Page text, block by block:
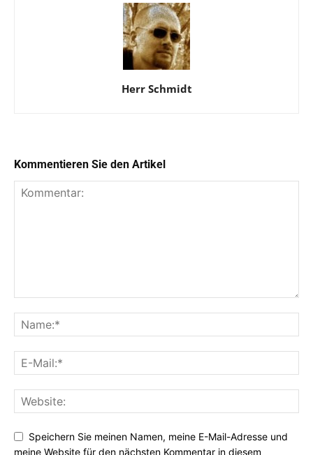
Herr Schmidt
Kommentieren Sie den Artikel
Speichern Sie meinen Namen, meine E-Mail-Adresse und
meine Website für den nächsten Kommentar in diesem